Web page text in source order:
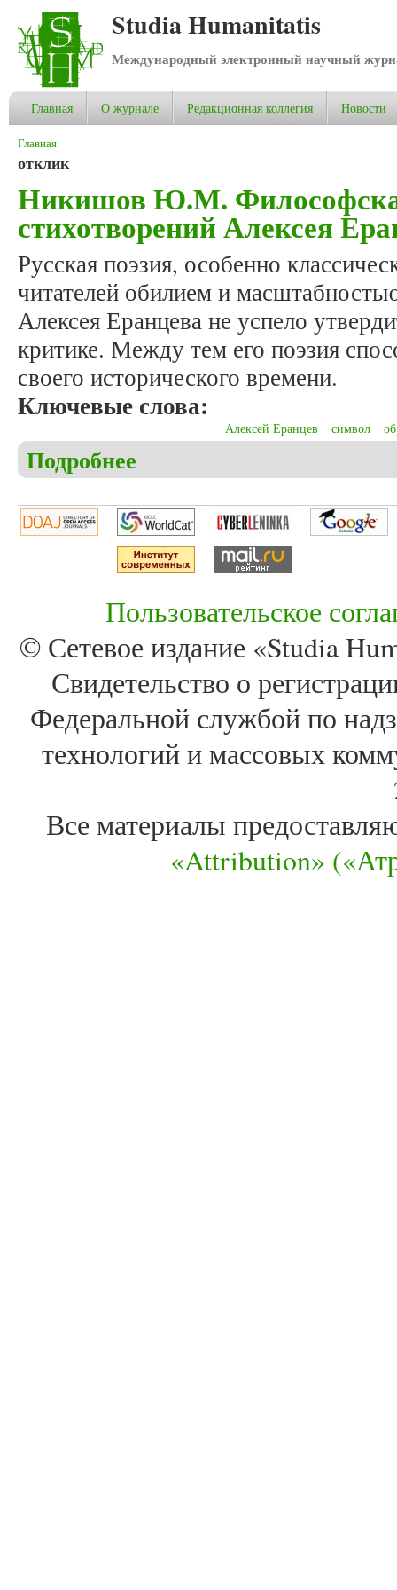
Studia Humanitatis
Международный электронный научный
Главная О журнале Редакционная коллегия Новости
Вы здесь
Главная
отклик
Никишов Ю.М.
стихотворений Алексея
Русская поэзия, особенно
читателей обилием и
Алексея Еранцева не успело
критике. Между тем его поэзия
своего исторического времени.
Ключевые слова:
Алексей Еранцев символ
Подробнее
Пользовательское
© Сетевое издание «Studia
Свидетельство о
Федеральной службой по
технологий и массовых
Все материалы
«Attribution»